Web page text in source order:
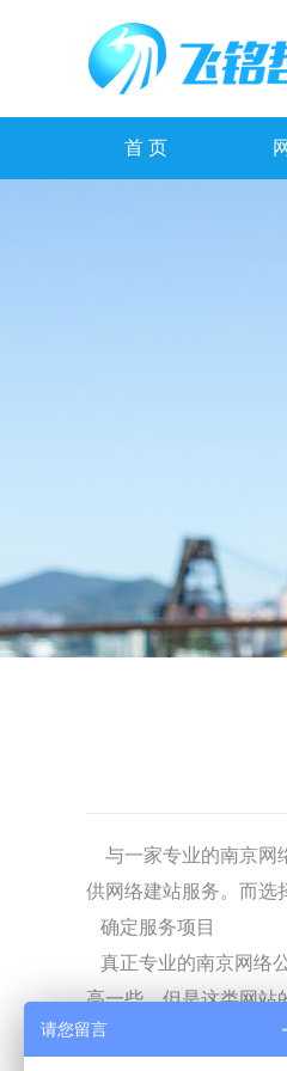
首 页
与一家专业的南京网
供网络建站服务。而选
确定服务项目
真正专业的南京网络
高一些，但是这类网站
要。
请您留言